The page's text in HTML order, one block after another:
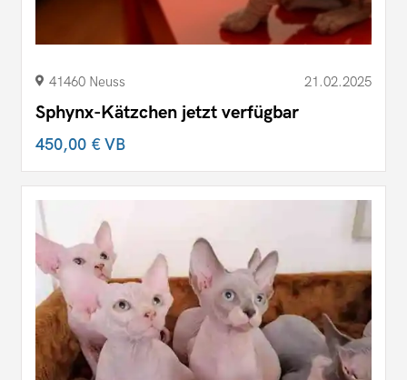
41460 Neuss 21.02.2025
Sphynx-Kätzchen jetzt verfügbar
450,00 €VB